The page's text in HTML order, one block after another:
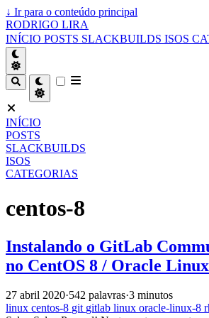
↓ Ir para o conteúdo principal
RODRIGO LIRA
INÍCIO POSTS SLACKBUILDS ISOS
INÍCIO
POSTS
SLACKBUILDS
ISOS
CATEGORIAS
centos-8
Instalando o GitLab
no CentOS 8 / Oracle
27 abril 2020·542 palavras·3 minutos
linux centos-8 git gitlab linux oracle-linux-8